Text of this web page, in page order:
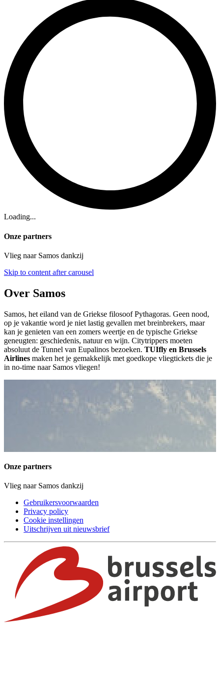
Loading...
Onze partners
Vlieg naar Samos dankzij
Skip to content after carousel
Over Samos
Samos, het eiland van de Griekse filosoof Pythagoras. Geen nood,
op je vakantie word je niet lastig gevallen met breinbrekers, maar
kan je genieten van een zomers weertje en de typische Griekse
geneugten: geschiedenis, natuur en wijn. Citytrippers moeten
absoluut de Tunnel van Eupalinos bezoeken. TUIfly en Brussels
Airlines maken het je gemakkelijk met goedkope vliegtickets die je
in no-time naar Samos vliegen!
Onze partners
Vlieg naar Samos dankzij
Gebruikersvoorwaarden
Privacy policy
Cookie instellingen
Uitschrijven uit nieuwsbrief